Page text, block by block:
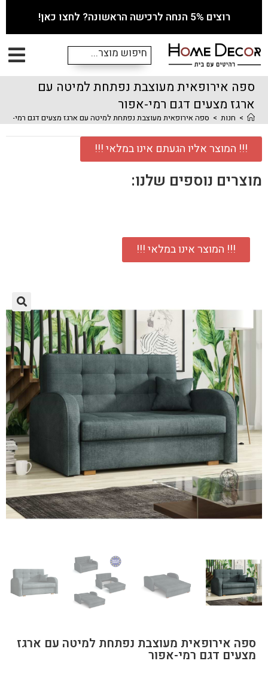
רוצים 5% הנחה לרכישה הראשונה? לחצו כאן!
ספה אירופאית מעוצבת נפתחת למיטה עם
ארגז מצעים דגם רמי-אפור
> חנות > ספה אירופאית מעוצבת נפתחת למיטה עם ארגז מצעים דגם רמי-
!!! המוצר אליו הגעתם אינו במלאי !!!
מוצרים נוספים שלנו:
!!! המוצר אינו במלאי !!!
ספה אירופאית מעוצבת נפתחת למיטה עם ארגז
מצעים דגם רמי-אפור